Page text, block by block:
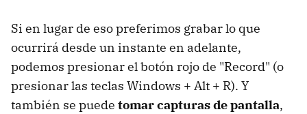
Si en lugar de eso preferimos grabar lo que
ocurrirá desde un instante en adelante,
podemos presionar el botón rojo de "Record" (o
presionar las teclas Windows + Alt + R). Y
también se puede tomar capturas de pantalla,